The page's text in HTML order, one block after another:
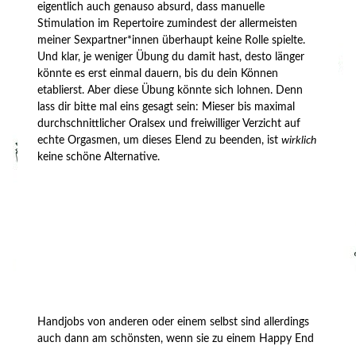
eigentlich auch genauso absurd, dass manuelle
Stimulation im Repertoire zumindest der allermeisten
meiner Sexpartner*innen überhaupt keine Rolle spielte.
Und klar, je weniger Übung du damit hast, desto länger
könnte es erst einmal dauern, bis du dein Können
etablierst. Aber diese Übung könnte sich lohnen. Denn
lass dir bitte mal eins gesagt sein: Mieser bis maximal
durchschnittlicher Oralsex und freiwilliger Verzicht auf
echte Orgasmen, um dieses Elend zu beenden, istwirklich
keine schöne Alternative.
Handjobs von anderen oder einem selbst sind allerdings
auch dann am schönsten, wenn sie zu einem Happy End